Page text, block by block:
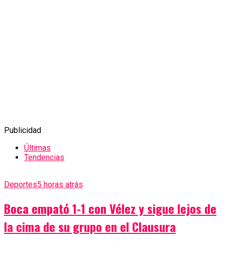
Publicidad
Últimas
Tendencias
Deportes5 horas atrás
Boca empató 1-1 con Vélez y sigue lejos de
la cima de su grupo en el Clausura